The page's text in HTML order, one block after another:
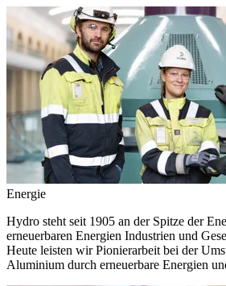
Energie
Hydro steht seit 1905 an der Spitze der
erneuerbaren Energien Industrien und
Heute leisten wir Pionierarbeit bei der
Aluminium durch erneuerbare Energien